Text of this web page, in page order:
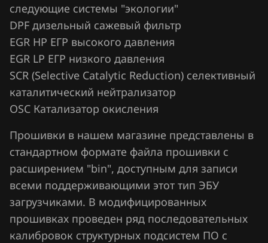
Chevrolet
Chrysler
Citroen
Dacia
Daewoo
DAF
Derways
Dodge
Dongfeng
Exeed
Delphi CRD2.x
Delphi CRD3.x
Siemens SID 310
Siemens Sim266
Siemens Sim271
Siemens SIM4LKE
следующие системы "экологии"
DPF дизельный сажевый фильтр
EGR HP ЕГР высокого давления
EGR LP ЕГР низкого давления
SCR (Selective Catalytic Reduction) селективный
каталитический нейтрализатор
OSC Катализатор окисления
Прошивки в нашем магазине представлены в
стандартном формате файла прошивки с
расширением "bin", доступным для записи
всеми поддерживающими этот тип ЭБУ
загрузчиками. В модифицированных
прошивках проведен ряд последовательных
калибровок структурных подсистем ПО с